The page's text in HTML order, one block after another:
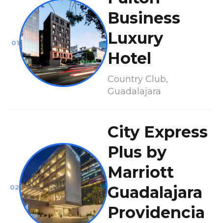
01
Business
Luxury
Hotel
Country Club,
Guadalajara
02
City Express
Plus by
Marriott
Guadalajara
Providencia